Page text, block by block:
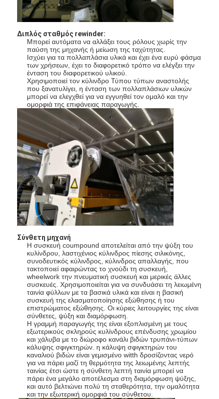
Μας ελάτε σε επαφή με
Νέα
Μηχανή ελασματοποίησης επιστρώματος εξώθησης
Μηχανή τοποθέτησης σε στρώματα εξώθησης
μηχανή τοποθέτησης σε στρώματα ταινιών
πλαστική μηχανή ελασματοποίησης
Μηχανή ελασματοποίησης επιστρώματος
Μηχανή επιστρώματος εξώθησης
μηχάνημα επίστρωσης του χαρτιού
Μέρη μηχανών ελασματοποίησης
Φγμένη λειωμένο μέταλλο μηχανή υφάσματος
Διπλός σταθμός rewinder:
Μπορεί αυτόματα να αλλάξει τους ρόλους χωρίς την
παύση της μηχανής ή μείωση της ταχύτητας.
Ισχύει για τα πολλαπλάσια υλικά και έχει ένα ευρύ φάσμα
των χρήσεων, έχει το διαφορετικό τρόπο να ελέγξει την
ένταση του διαφορετικού υλικού.
Χρησιμοποιεί τον κύλινδρο Τύπου τύπων αναστολής
που ξανατυλίγει, η ένταση των πολλαπλάσιων υλικών
μπορεί να ελεγχθεί για να εγγυηθεί τον ομαλό και την
ομορφιά της επιφάνειας παραγωγής.
Σύνθετη μηχανή
Η συσκευή coumpound αποτελείται από την ψύξη του
κυλίνδρου, λαστιχένιος κύλινδρος πίεσης σιλικόνης,
συνοδευτικός κύλινδρος, κύλινδρος απαλλαγής, που
τακτοποιεί αφαιρώντας το χνούδι τη συσκευή,
wheelwork την πνευματική συσκευή και μερικές άλλες
συσκευές. Χρησιμοποιείται για να συνδυάσει τη λειωμένη
ταινία φύλλων με τα βασικά υλικά και είναι η βασική
συσκευή της ελασματοποίησης εξώθησης ή του
επιστρώματος εξώθησης. Οι κύριες λειτουργίες της είναι
σύνθετες, ψύξη και διαμόρφωση.
Η γραμμή παραγωγής της είναι εξοπλισμένη με τους
εξωτερικούς σκληρούς κυλίνδρους επένδυσης χρωμίου
και χάλυβα με το διώροφο κανάλι βιδών τρυπάνι-τύπων
κάλυψης σφιγκτηρών. η κάλυψη σφιγκτηρών του
καναλιού βιδών είναι γεμισμένο witth δροσίζοντας νερό
για να πάρει μαζί τη θερμότητα της λειωμένης λεπτής
ταινίας έτσι ώστε η σύνθετη λεπτή ταινία μπορεί να
πάρει ένα μεγάλο αποτέλεσμα στη διαμόρφωση ψύξης,
και αυτό βελτιώνει πολύ τη σταθερότητα, την ομαλότητα
και την εξωτερική ομορφιά του σύνθετου.